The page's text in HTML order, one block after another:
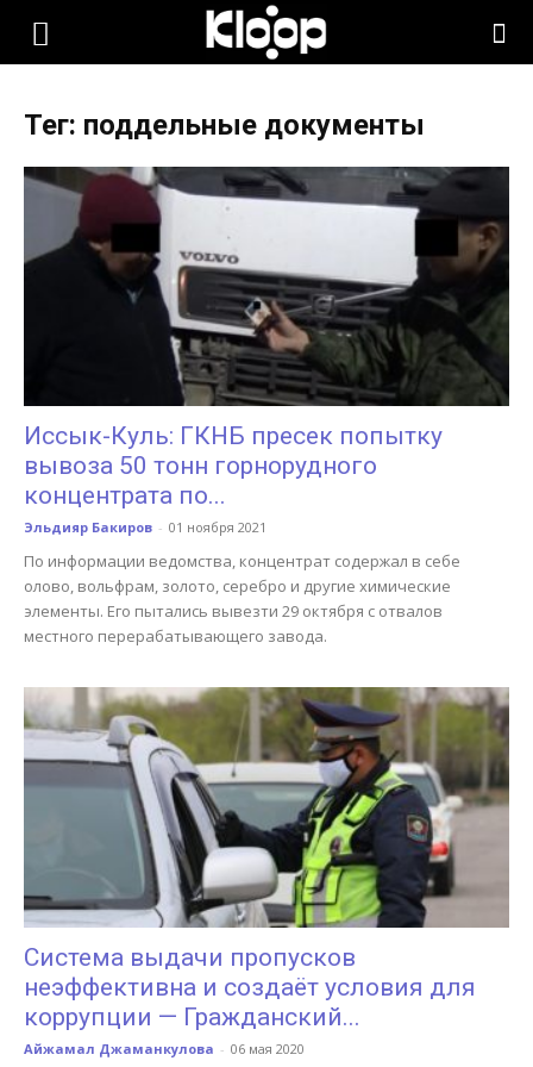
KLOOP.KG
Новости
Тег: поддельные документы
Иссык-Куль: ГКНБ пресек попытку
вывоза 50 тонн горнорудного
концентрата по...
Эльдияр Бакиров - 01 ноября 2021
По информации ведомства, концентрат содержал в себе
олово, вольфрам, золото, серебро и другие химические
элементы. Его пытались вывезти 29 октября с отвалов
местного перерабатывающего завода.
Система выдачи пропусков
неэффективна и создаёт условия для
коррупции — Гражданский...
Айжамал Джаманкулова - 06 мая 2020